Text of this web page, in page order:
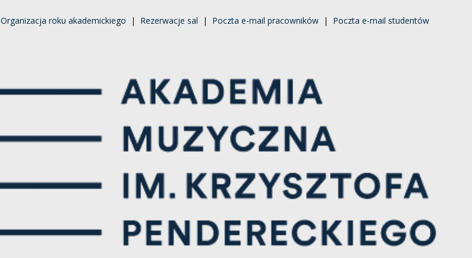
Organizacja roku akademickiego | Rezerwacje sal | Poczta e-mail pracowników | Poczta e-mail studentów